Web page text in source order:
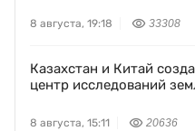
8 августа, 19:18 33308
Казахстан и Китай
центр исследований
8 августа, 15:11 20636